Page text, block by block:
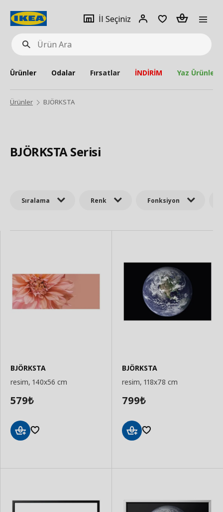
Ürün
Ara
İl Seçiniz
Giriş
Adet
Ürünler Odalar Fırsatlar İNDİRİM Yaz Ürünleri
Ürünler BJÖRKSTA
BJÖRKSTA Serisi
Sıralama Renk Fonksiyon
BJÖRKSTA
resim, 140x56 cm
579₺
BJÖRKSTA
resim, 118x78 cm
799₺